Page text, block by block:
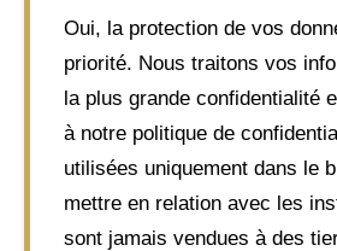
Oui, la protection de vos
priorité. Nous traitons vos
la plus grande confidentialité
à notre politique de
utilisées uniquement dans le
mettre en relation avec les
sont jamais vendues à des